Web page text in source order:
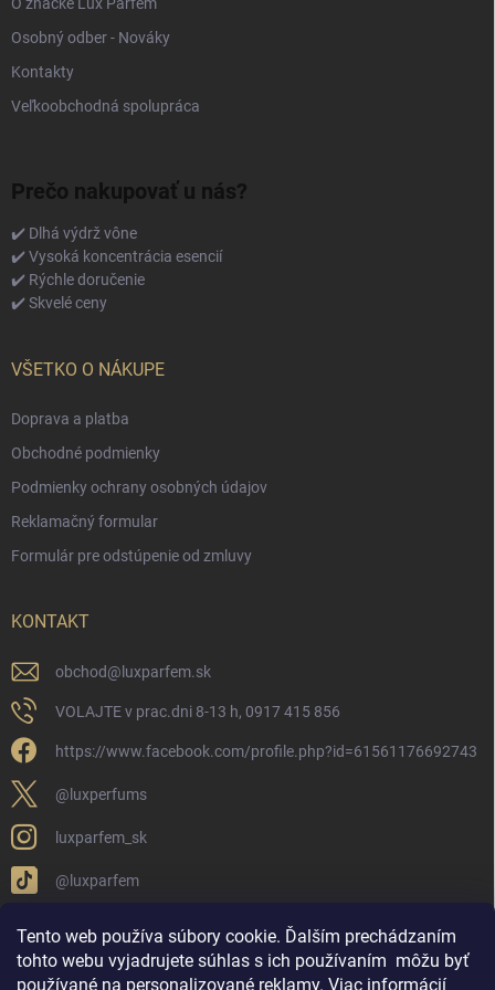
Tento web používa súbory cookie. Ďalším prechádzaním
tohto webu vyjadrujete súhlas s ich používaním môžu byť
používané na personalizované reklamy. Viac informácií
O značke Lux Parfém
Osobný odber - Nováky
Kontakty
Veľkoobchodná spolupráca
Prečo nakupovať u nás?
✔️ Dlhá výdrž vône
✔️ Vysoká koncentrácia esencií
✔️ Rýchle doručenie
✔️ Skvelé ceny
VŠETKO O NÁKUPE
Doprava a platba
Obchodné podmienky
Podmienky ochrany osobných údajov
Reklamačný formular
Formulár pre odstúpenie od zmluvy
KONTAKT
obchod@ luxparfem.sk
VOLAJTE v prac.dni 8-13 h, 0917 415 856
https://www.facebook.com/profile.php?id=61561176692743
@luxperfums
luxparfem_sk
@luxparfem
LUX PARFÉM NOVÁKY
Lux Parfém Skupina na FB